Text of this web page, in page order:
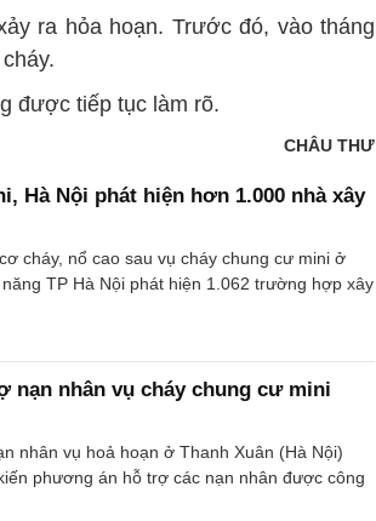
ra hỏa hoạn. Trước đó, vào tháng
được tiếp tục làm rõ.
CHÂU THƯ
Hà Nội phát hiện hơn 1.000 nhà xây
cháy, nổ cao sau vụ cháy chung cư mini ở
TP Hà Nội phát hiện 1.062 trường hợp xây
nạn nhân vụ cháy chung cư mini
nhân vụ hoả hoạn ở Thanh Xuân (Hà Nội)
phương án hỗ trợ các nạn nhân được công